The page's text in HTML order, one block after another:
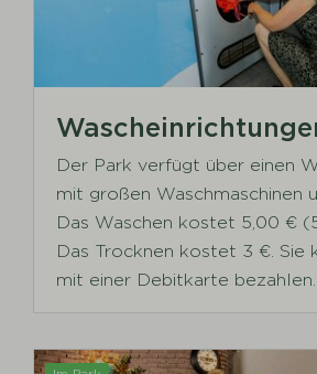
Der Park verfügt über einen
mit großen Waschmaschinen
Das Waschen kostet 5,00 €
Das Trocknen kostet 3 €. Sie
mit einer Debitkarte bezahlen.